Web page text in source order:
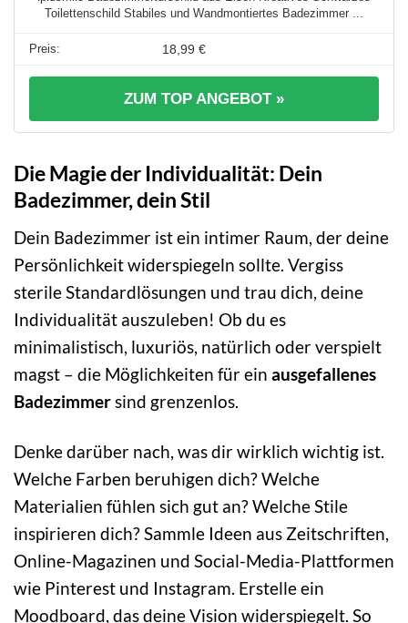
Toilettenschild Stabiles und Wandmontiertes Badezimmer ...
18,99 €
ZUM TOP ANGEBOT »
Die Magie der Individualität: Dein
Badezimmer, dein Stil
Dein Badezimmer ist ein intimer Raum, der deine
Persönlichkeit widerspiegeln sollte. Vergiss
sterile Standardlösungen und trau dich, deine
Individualität auszuleben! Ob du es
minimalistisch, luxuriös, natürlich oder verspielt
magst – die Möglichkeiten für ein ausgefallenes
Badezimmersind grenzenlos.
Denke darüber nach, was dir wirklich wichtig ist.
Welche Farben beruhigen dich? Welche
Materialien fühlen sich gut an? Welche Stile
inspirieren dich? Sammle Ideen aus Zeitschriften,
Online-Magazinen und Social-Media-Plattformen
wie Pinterest und Instagram. Erstelle ein
Moodboard, das deine Vision widerspiegelt. So